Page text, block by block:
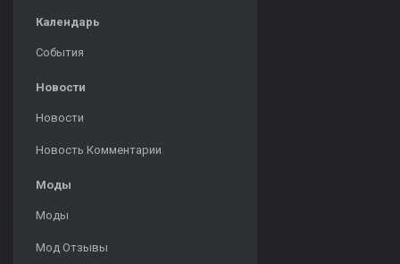
Календарь
События
Новости
Новости
Новость Комментарии
Моды
Моды
Мод Отзывы